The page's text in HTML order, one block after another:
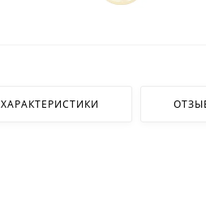
ХАРАКТЕРИСТИКИ